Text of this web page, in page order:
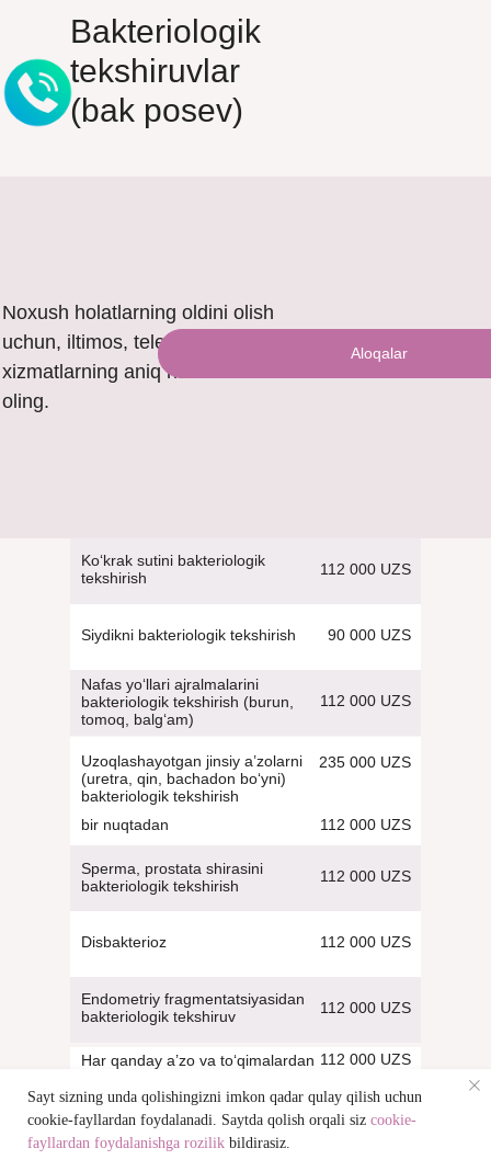
Bakteriologik
tekshiruvlar
(bak posev)
Noxush holatlarning oldini olish
uchun, iltimos, telefon orqali
xizmatlarning aniq narxini bilib
oling.
Aloqalar
112 000 UZS
Ko‘krak sutini bakteriologik
tekshirish
90 000 UZS
Siydikni bakteriologik tekshirish
112 000 UZS
Nafas yo‘llari ajralmalarini
bakteriologik tekshirish (burun,
tomoq, balg‘am)
112 000 UZS
235 000 UZS
Uzoqlashayotgan jinsiy a’zolarni
(uretra, qin, bachadon bo‘yni)
bakteriologik tekshirish
bir nuqtadan
112 000 UZS
Sperma, prostata shirasini
bakteriologik tekshirish
112 000 UZS
Disbakterioz
112 000 UZS
Endometriy fragmentatsiyasidan
bakteriologik tekshiruv
112 000 UZS
Har qanday a’zo va to‘qimalardan
sezuvchanlikni bakteriologik
tekshirish
Sayt sizning unda qolishingizni imkon qadar qulay qilish uchun
cookie-fayllardan foydalanadi. Saytda qolish orqali siz cookie-
fayllardan foydalanishga rozilik bildirasiz.